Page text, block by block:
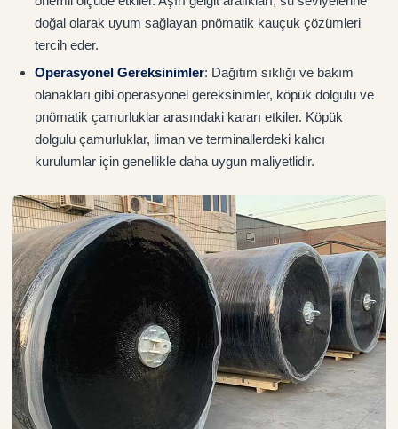
doğal olarak uyum sağlayan pnömatik kauçuk çözümleri
tercih eder.
Operasyonel Gereksinimler: Dağıtım sıklığı ve bakım
olanakları gibi operasyonel gereksinimler, köpük dolgulu ve
pnömatik çamurluklar arasındaki kararı etkiler. Köpük
dolgulu çamurluklar, liman ve terminallerdeki kalıcı
kurulumlar için genellikle daha uygun maliyetlidir.